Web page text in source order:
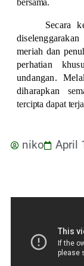
bersama.
Secara
meriah dan
perhatian
undangan.
diharapkan
tercipta dapat
niko April